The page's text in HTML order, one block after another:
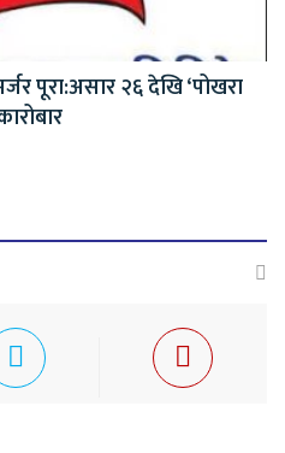
पूरा:असार २६ देखि ‘पोखरा